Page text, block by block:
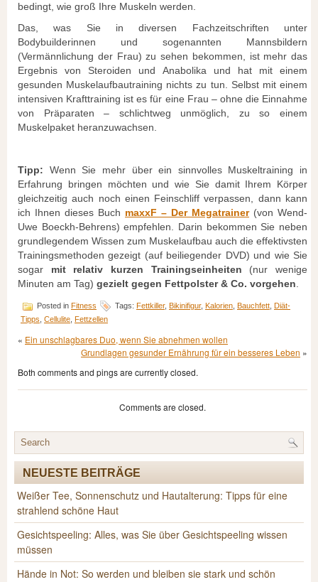
bedingt, wie groß Ihre Muskeln werden.
Das, was Sie in diversen Fachzeitschriften unter
Bodybuilderinnen und sogenannten Mannsbildern
(Vermännlichung der Frau) zu sehen bekommen, ist mehr das
Ergebnis von Steroiden und Anabolika und hat mit einem
gesunden Muskelaufbautraining nichts zu tun. Selbst mit einem
intensiven Krafttraining ist es für eine Frau – ohne die Einnahme
von Präparaten – schlichtweg unmöglich, zu so einem
Muskelpaket heranzuwachsen.
Tipp: Wenn Sie mehr über ein sinnvolles Muskeltraining in
Erfahrung bringen möchten und wie Sie damit Ihrem Körper
gleichzeitig auch noch einen Feinschliff verpassen, dann kann
ich Ihnen dieses Buch maxxF – Der Megatrainer(von Wend-
Uwe Boeckh-Behrens) empfehlen. Darin bekommen Sie neben
grundlegendem Wissen zum Muskelaufbau auch die effektivsten
Trainingsmethoden gezeigt (auf beiliegender DVD) und wie Sie
sogar mit relativ kurzen Trainingseinheiten (nur wenige
Minuten am Tag) gezielt gegen Fettpolster & Co. vorgehen
Posted in Fitness Tags: Fettkiller, Bikinifigur, Kalorien Bauchfett Diät-
Tipps Cellulite Fettzellen
« Ein unschlagbares Duo, wenn Sie abnehmen wollen
Grundlagen gesunder Ernährung für ein besseres Leben »
Both comments and pings are currently closed.
Comments are closed.
NEUESTE BEITRÄGE
Weißer Tee, Sonnenschutz und Hautalterung: Tipps für eine
strahlend schöne Haut
Gesichtspeeling: Alles, was Sie über Gesichtspeeling wissen
müssen
Hände in Not: So werden und bleiben sie stark und schön